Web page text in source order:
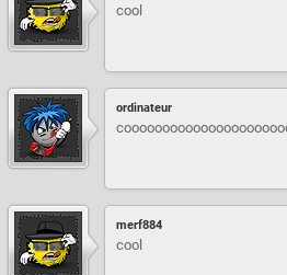
cool
ordinateur
merf884
cool